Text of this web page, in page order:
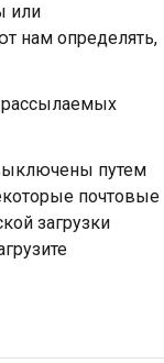
или
нам определять,
рассылаемых
путем
почтовые
загрузки